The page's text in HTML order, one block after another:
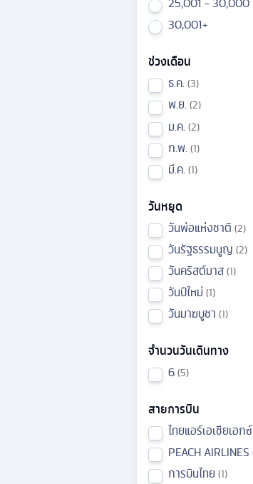
30,001+
ช่วงเดือน
ธ.ค. 3
พ.ย. 2
ม.ค. 2
ก.พ. 1
มี.ค. 1
วันหยุด
วันพ่อแห่งชาติ 2
วันรัฐธรรมนูญ 2
วันคริสต์มาส 1
วันปีใหม่ 1
วันมาฆบูชา 1
จำนวนวันเดินทาง
6 5
สายการบิน
ไทยแอร์เอเชียเอกซ์
PEACH AIRLINES
การบินไทย 1